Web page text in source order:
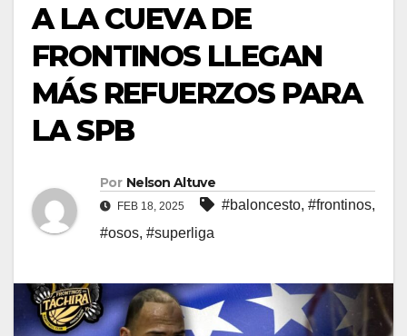
A LA CUEVA DE
FRONTINOS LLEGAN
MÁS REFUERZOS PARA
LA SPB
Por Nelson Altuve
FEB 18, 2025 #baloncesto, #frontinos,
#osos, #superliga